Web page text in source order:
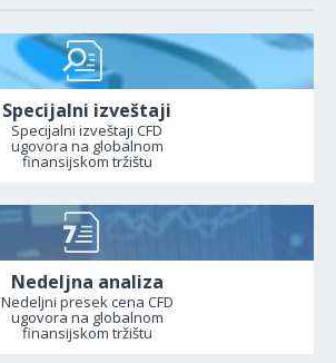
Specijalni izveštaji
Specijalni izveštaji CFD
ugovora na globalnom
finansijskom tržištu
Nedeljna analiza
Nedeljni presek cena CFD
ugovora na globalnom
finansijskom tržištu